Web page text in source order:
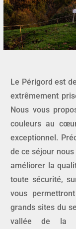
Le Périgord est
extrêmement
Nous vous
couleurs au
exceptionnel.
de ce séjour
améliorer la
toute sécurité,
vous
grands sites du
vallée de la